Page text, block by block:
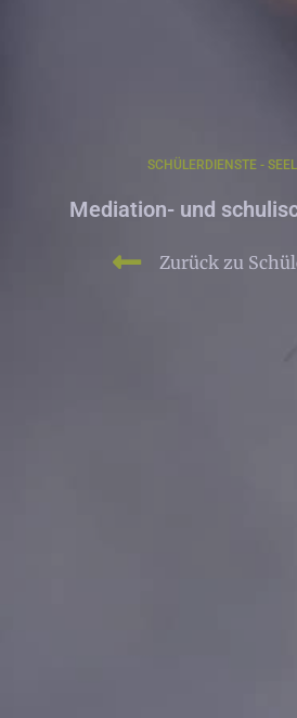
SCHÜLERDIENSTE -
Mediation- und
Zurück zu